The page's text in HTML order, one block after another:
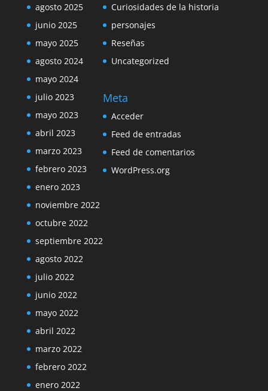
agosto 2025
junio 2025
mayo 2025
agosto 2024
mayo 2024
julio 2023
mayo 2023
abril 2023
marzo 2023
febrero 2023
enero 2023
noviembre 2022
octubre 2022
septiembre 2022
agosto 2022
julio 2022
junio 2022
mayo 2022
abril 2022
marzo 2022
febrero 2022
enero 2022
Curiosidades de la historia
personajes
Reseñas
Uncategorized
Meta
Acceder
Feed de entradas
Feed de comentarios
WordPress.org